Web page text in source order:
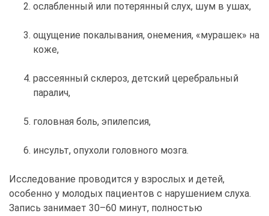
ослабленный или потерянный слух, шум в ушах,
ощущение покалывания, онемения, «мурашек» на
коже,
рассеянный склероз, детский церебральный
паралич,
головная боль, эпилепсия,
инсульт, опухоли головного мозга.
Исследование проводится у взрослых и детей,
особенно у молодых пациентов с нарушением слуха.
Запись занимает 30–60 минут, полностью